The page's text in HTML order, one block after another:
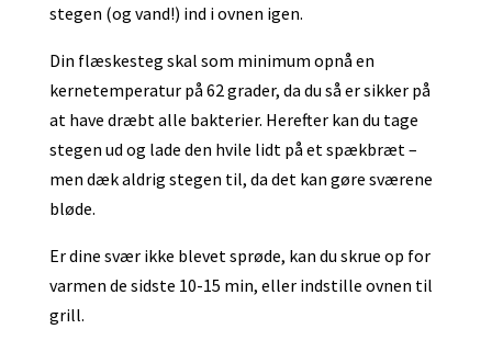
stegen (og vand!) ind i ovnen igen.
Din flæskesteg skal som minimum opnå en
kernetemperatur på 62 grader, da du så er sikker på
at have dræbt alle bakterier. Herefter kan du tage
stegen ud og lade den hvile lidt på et spækbræt –
men dæk aldrig stegen til, da det kan gøre sværene
bløde.
Er dine svær ikke blevet sprøde, kan du skrue op for
varmen de sidste 10-15 min, eller indstille ovnen til
grill.